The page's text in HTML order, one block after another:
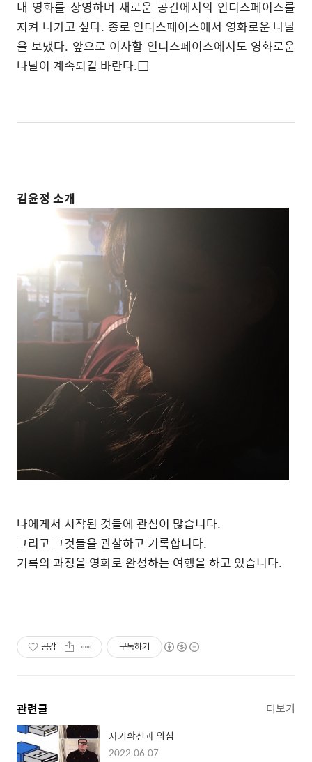
내 영화를 상영하며 새로운 공간에서의 인디스페이스를
지켜 나가고 싶다. 종로 인디스페이스에서 영화로운 나날
을 보냈다. 앞으로 이사할 인디스페이스에서도 영화로운
나날이 계속되길 바란다.□
김윤정 소개
나에게서 시작된 것들에 관심이 많습니다.
그리고 그것들을관찰하고 기록합니다.
기록의 과정을 영화로 완성하는 여행을하고 있습니다.
공감 구독하기
관련글 더보기
자기확신과 의심
2022.06.07